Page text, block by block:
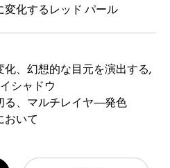
化、幻想的な目元を演出する,
イシャドウ
る、マルチレイヤ―発色
おいて
変化するレッド パール